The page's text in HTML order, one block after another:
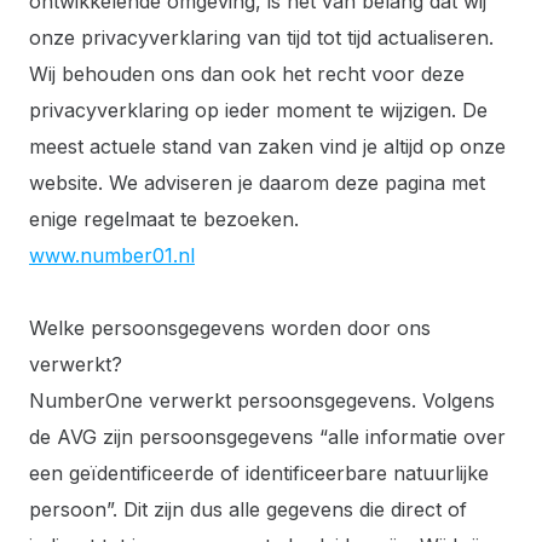
onze privacyverklaring van tijd tot tijd actualiseren.
Wij behouden ons dan ook het recht voor deze
privacyverklaring op ieder moment te wijzigen. De
meest actuele stand van zaken vind je altijd op onze
website. We adviseren je daarom deze pagina met
enige regelmaat te bezoeken.
www.number01.nl
Welke persoonsgegevens worden door ons
verwerkt?
NumberOne verwerkt persoonsgegevens. Volgens
de AVG zijn persoonsgegevens “alle informatie over
een geïdentificeerde of identificeerbare natuurlijke
persoon”. Dit zijn dus alle gegevens die direct of